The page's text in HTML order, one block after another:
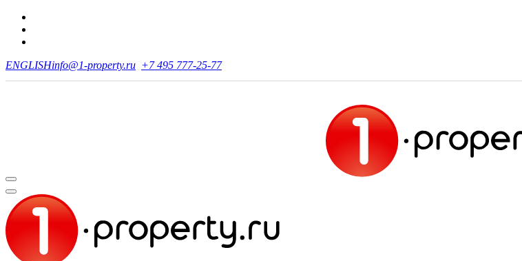
ENGLISHinfo@1-property.ru +7 495 777-25-77